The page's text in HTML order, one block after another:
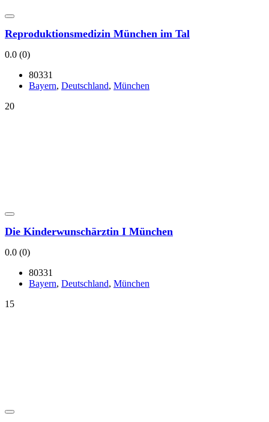
Repro­duk­ti­ons­me­di­zin Mün­chen im Tal
0.0 (0)
80331
Bay­ern, Deutsch­land, Mün­chen
20
Die Kin­der­wunsch­ärz­tin I Mün­chen
0.0 (0)
80331
Bay­ern, Deutsch­land, Mün­chen
15